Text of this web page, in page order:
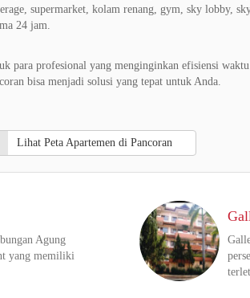
supermarket, kolam renang, gym, sky lobby,
24 jam.
para profesional yang menginginkan efisiensi
bisa menjadi solusi yang tepat untuk Anda.
Lihat Peta Apartemen di Pancoran
Agung
yang memiliki